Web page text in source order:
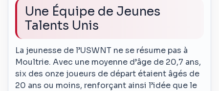
Une Équipe de Jeunes
Talents Unis
La jeunesse de l’USWNT ne se résume pas à
Moultrie. Avec une moyenne d’âge de 20,7 ans,
six des onze joueurs de départ étaient âgés de
20 ans ou moins, renforçant ainsi l’idée que le